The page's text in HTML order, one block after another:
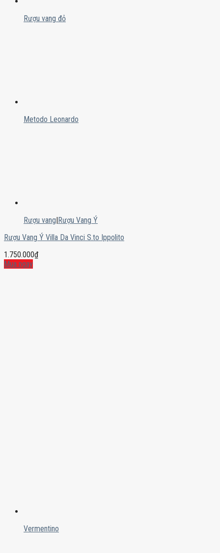
Rượu vang đỏ
Metodo Leonardo
Rượu vang|Rượu Vang Ý
Rượu Vang Ý Villa Da Vinci S.to Ippolito
1.750.000₫
Mua ngay
Vermentino